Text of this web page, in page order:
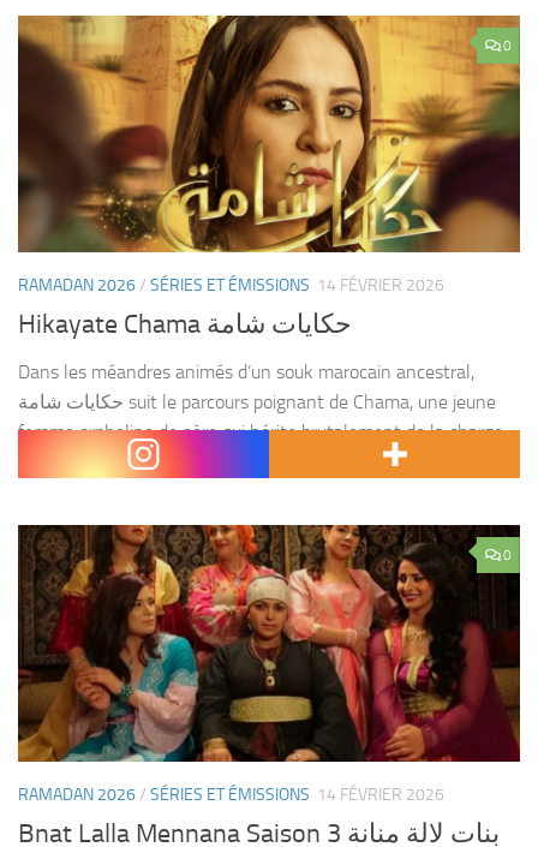
0
RAMADAN 2026/ SÉRIES ET ÉMISSIONS 14 FÉVRIER 2026
Hikayate Chama حكايات شامة
Dans les méandres animés d’un souk marocain ancestral,
حكايات شامة suit le parcours poignant de Chama, une jeune
femme orpheline de père qui hérite brutalement de la charge
familiale après la mort de sa...
0
RAMADAN 2026/ SÉRIES ET ÉMISSIONS 14 FÉVRIER 2026
Bnat Lalla Mennana Saison 3 بنات لالة منانة